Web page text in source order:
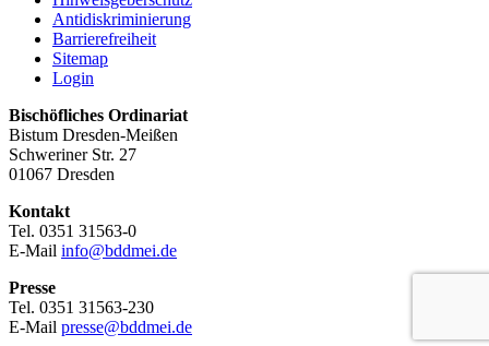
Antidiskriminierung
Barrierefreiheit
Sitemap
Login
Bischöfliches Ordinariat
Bistum Dresden-Meißen
Schweriner Str. 27
01067 Dresden
Kontakt
Tel. 0351 31563-0
E-Mail info@bddmei.de
Presse
Tel. 0351 31563-230
E-Mail presse@bddmei.de